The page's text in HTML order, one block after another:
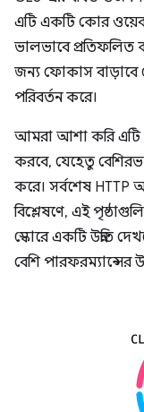
এটি একটি কোর
ভালভাবে প্রতিফলিত
জন্য ফোকাস
পরিবর্তন করে।
আমরা আশা করি এটি
করবে, যেহেতু
করে। সর্বশেষ HTTP
বিশ্লেষণে, এই
স্কোরে একটি উন্নতি
বেশি পারফরম্যান্সের